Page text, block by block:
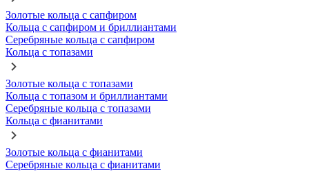
Золотые кольца с сапфиром
Кольца с сапфиром и бриллиантами
Серебряные кольца с сапфиром
Кольца с топазами
Золотые кольца с топазами
Кольца с топазом и бриллиантами
Серебряные кольца с топазами
Кольца с фианитами
Золотые кольца с фианитами
Серебряные кольца с фианитами